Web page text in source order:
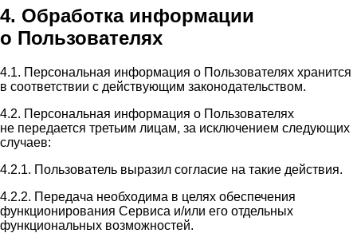
4. Обработка информации
о Пользователях
4.1. Персональная информация о Пользователях хранится
в соответствии с действующим законодательством.
4.2. Персональная информация о Пользователях
не передается третьим лицам, за исключением следующих
случаев:
4.2.1. Пользователь выразил согласие на такие действия.
4.2.2. Передача необходима в целях обеспечения
функционирования Сервиса и/или его отдельных
функциональных возможностей.